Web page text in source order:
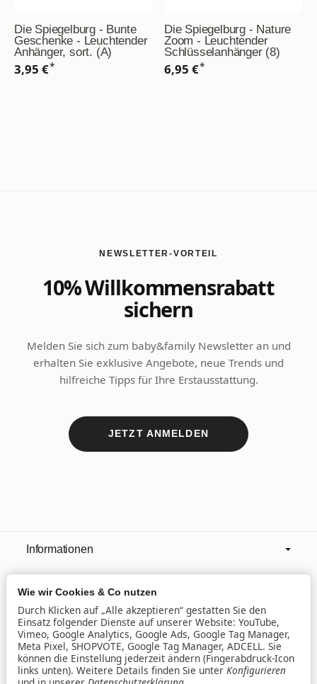
Die Spiegelburg - Bunte
Geschenke - Leuchtender
Anhänger, sort. (A)
3,95 €*
Die Spiegelburg - Nature
Zoom - Leuchtender
Schlüsselanhänger (8)
6,95 €*
NEWSLETTER-VORTEIL
10% Willkommensrabatt
sichern
Melden Sie sich zum baby&family Newsletter an und
erhalten Sie exklusive Angebote, neue Trends und
hilfreiche Tipps für Ihre Erstausstattung.
JETZT ANMELDEN
Informationen
Mehr über
Filialen
Wie wir Cookies & Co nutzen
Durch Klicken auf „Alle akzeptieren“ gestatten Sie den
Einsatz folgender Dienste auf unserer Website: YouTube,
Vimeo, Google Analytics, Google Ads, Google Tag Manager,
Meta Pixel, SHOPVOTE, Google Tag Manager, ADCELL. Sie
können die Einstellung jederzeit ändern (Fingerabdruck-Icon
links unten). Weitere Details finden Sie unter Konfigurieren